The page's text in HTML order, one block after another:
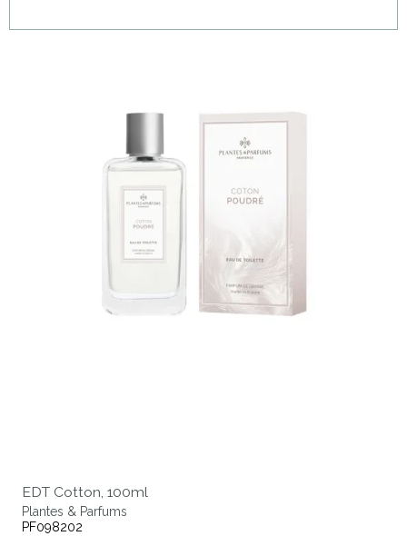
EDT Cotton, 100ml
Plantes & Parfums
PF098202